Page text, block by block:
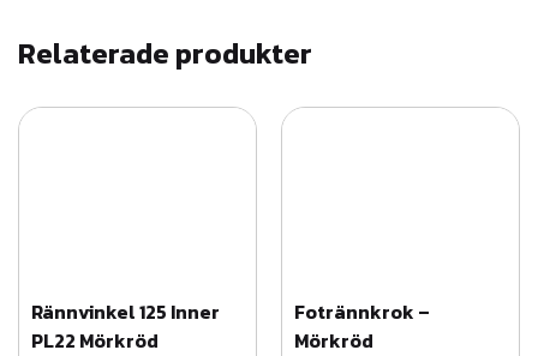
Relaterade produkter
Rännvinkel 125 Inner
PL22 Mörkröd
Fotrännkrok –
Mörkröd